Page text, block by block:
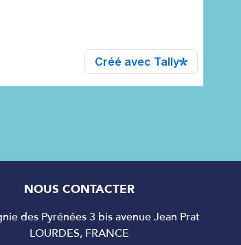
NOUS CONTACTER
des Pyrénées 3 bis avenue Jean Prat
LOURDES, FRANCE